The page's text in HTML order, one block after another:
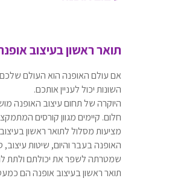
תואר ראשון בעיצוב
אם עולם האופנה הוא העולם שלכם
השונות יכול לעניין אותכם.
היוקרה של תחום עיצוב האופנה
חלום. קיימים מגוון קורסים
מציעות מסלול לתואר ראשון
האופנה בעבר והיום, שיטות עיצוב,
שמטרתה לשפר את יכולתם ולתת
תואר ראשון בעיצוב אופנה הם